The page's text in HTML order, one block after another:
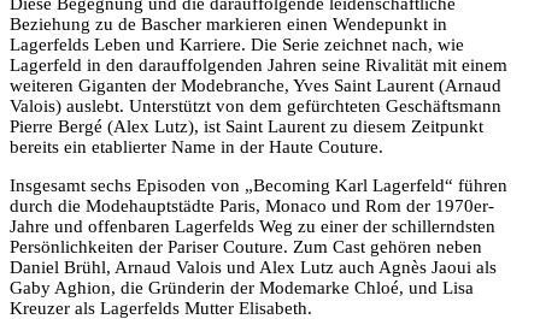
Beziehung zu de Bascher markieren einen Wendepunkt in
Lagerfelds Leben und Karriere. Die Serie zeichnet nach, wie
Lagerfeld in den darauffolgenden Jahren seine Rivalität mit einem
weiteren Giganten der Modebranche, Yves Saint Laurent (Arnaud
Valois) auslebt. Unterstützt von dem gefürchteten Geschäftsmann
Pierre Bergé (Alex Lutz), ist Saint Laurent zu diesem Zeitpunkt
bereits ein etablierter Name in der Haute Couture.
Insgesamt sechs Episoden von „Becoming Karl Lagerfeld“ führen
durch die Modehauptstädte Paris, Monaco und Rom der 1970er-
Jahre und offenbaren Lagerfelds Weg zu einer der schillerndsten
Persönlichkeiten der Pariser Couture. Zum Cast gehören neben
Daniel Brühl, Arnaud Valois und Alex Lutz auch Agnès Jaoui als
Gaby Aghion, die Gründerin der Modemarke Chloé, und Lisa
Kreuzer als Lagerfelds Mutter Elisabeth.